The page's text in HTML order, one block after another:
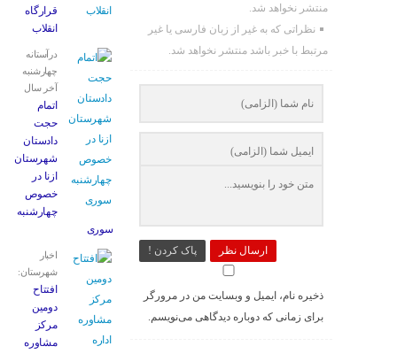
منتشر نخواهد شد.
نظراتی که به غیر از زبان فارسی یا غیر
مرتبط با خبر باشد منتشر نخواهد شد.
ارسال نظر پاک کردن !
ذخیره نام، ایمیل و وبسایت من در مرورگر
برای زمانی که دوباره دیدگاهی می‌نویسم.
قرارگاه
انقلاب
درآستانه
چهارشنبه
آخر سال
اتمام
حجت
دادستان
شهرستان
ازنا در
خصوص
چهارشنبه
‌سوری
اخبار
شهرستان:
افتتاح
دومین
مرکز
مشاوره